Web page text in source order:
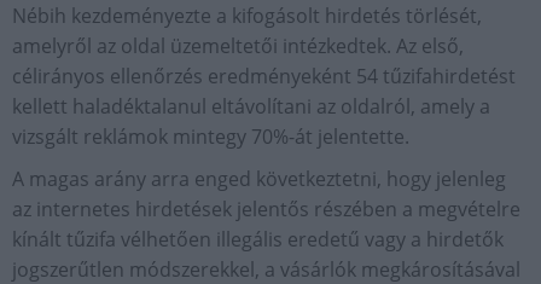
Nébih kezdeményezte a kifogásolt hirdetés törlését,
amelyről az oldal üzemeltetői intézkedtek. Az első,
célirányos ellenőrzés eredményeként 54 tűzifahirdetést
kellett haladéktalanul eltávolítani az oldalról, amely a
vizsgált reklámok mintegy 70%-át jelentette.
A magas arány arra enged következtetni, hogy jelenleg
az internetes hirdetések jelentős részében a megvételre
kínált tűzifa vélhetően illegális eredetű vagy a hirdetők
jogszerűtlen módszerekkel, a vásárlók megkárosításával